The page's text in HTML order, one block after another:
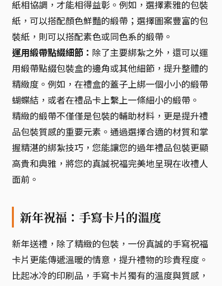
紙相協調，才能相得益彰。例如，選擇素雅的包裝
紙，可以搭配顏色鮮豔的緞帶；選擇圖案豐富的包
裝紙，則可以搭配素色或同色系的緞帶。
運用緞帶點綴細節： 除了主要綁紮之外，還可以運
用緞帶點綴包裝盒的邊角或其他細節，提升整體的
精緻度。例如，在禮盒的蓋子上綁一個小小的緞帶
蝴蝶結，或者在禮品卡上繫上一條細小的緞帶。
精緻的緞帶不僅僅是包裝的輔助材料，更是提升禮
品包裝質感的重要元素。通過選擇合適的材質和掌
握精湛的綁紮技巧，您能讓您的過年禮品包裝更顯
高貴和典雅，將您的真誠祝福完美地呈現在收禮人
面前。
新年祝福：手寫卡片的溫度
新年送禮，除了精緻的包裝，一份真誠的手寫祝福
卡片更能傳遞溫暖的情意，提升禮物的珍貴程度。
比起冰冷的印刷品，手寫卡片獨有的溫度與質感，